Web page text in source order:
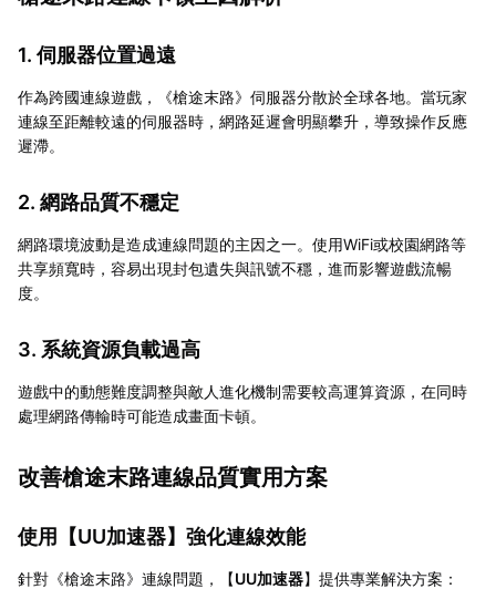
1. 伺服器位置過遠
作為跨國連線遊戲，《槍途末路》伺服器分散於全球各地。當玩家
連線至距離較遠的伺服器時，網路延遲會明顯攀升，導致操作反應
遲滯。
2. 網路品質不穩定
網路環境波動是造成連線問題的主因之一。使用WiFi或校園網路等
共享頻寬時，容易出現封包遺失與訊號不穩，進而影響遊戲流暢
度。
3. 系統資源負載過高
遊戲中的動態難度調整與敵人進化機制需要較高運算資源，在同時
處理網路傳輸時可能造成畫面卡頓。
改善槍途末路連線品質實用方案
使用【UU加速器】強化連線效能
針對《槍途末路》連線問題，【UU加速器】提供專業解決方案：